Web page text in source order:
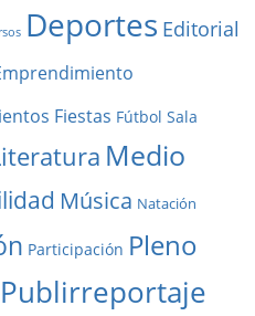
Deportes Editorial
Fiestas Fútbol Sala
Medio
Música Natación
Participación Pleno
Publirreportaje